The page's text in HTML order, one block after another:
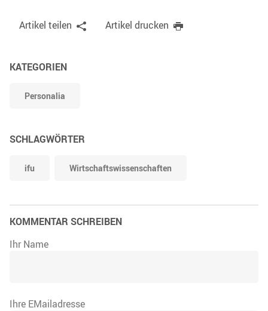
Artikel teilen Artikel drucken
KATEGORIEN
Personalia
SCHLAGWÖRTER
ifu Wirtschaftswissenschaften
KOMMENTAR SCHREIBEN
Ihr Name
Ihre EMailadresse